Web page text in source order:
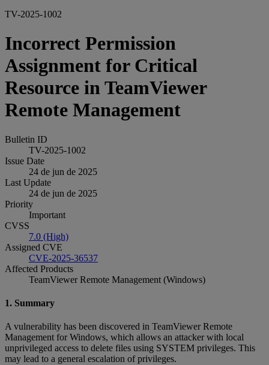
TV-2025-1002
Incorrect Permission
Assignment for Critical
Resource in TeamViewer
Remote Management
Bulletin ID
TV-2025-1002
Issue Date
24 de jun de 2025
Last Update
24 de jun de 2025
Priority
Important
CVSS
7.0 (High)
Assigned CVE
CVE-2025-36537
Affected Products
TeamViewer Remote Management (Windows)
1. Summary
A vulnerability has been discovered in TeamViewer Remote
Management for Windows, which allows an attacker with local
unprivileged access to delete files using SYSTEM privileges. This
may lead to a general escalation of privileges.